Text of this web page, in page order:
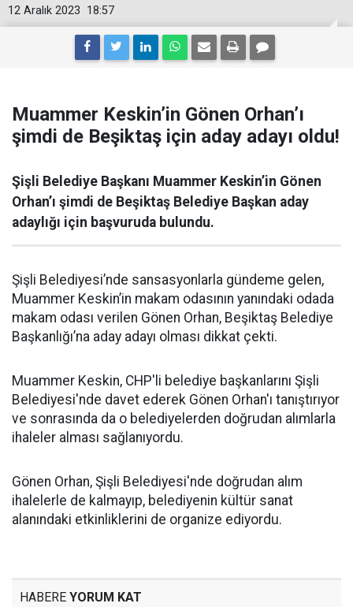
18:57
12 Aralık 2023
Muammer Keskin’in Gönen Orhan’ı
şimdi de Beşiktaş için aday adayı oldu!
Şişli Belediye Başkanı Muammer Keskin’in Gönen
Orhan’ı şimdi de Beşiktaş Belediye Başkan aday
adaylığı için başvuruda bulundu.
Şişli Belediyesi’nde sansasyonlarla gündeme gelen,
Muammer Keskin’in makam odasının yanındaki odada
makam odası verilen Gönen Orhan, Beşiktaş Belediye
Başkanlığı’na aday adayı olması dikkat çekti.
Muammer Keskin, CHP'li belediye başkanlarını Şişli
Belediyesi'nde davet ederek Gönen Orhan'ı tanıştırıyor
ve sonrasında da o belediyelerden doğrudan alımlarla
ihaleler alması sağlanıyordu.
Gönen Orhan, Şişli Belediyesi'nde doğrudan alım
ihalelerle de kalmayıp, belediyenin kültür sanat
alanındaki etkinliklerini de organize ediyordu.
HABERE YORUM KAT